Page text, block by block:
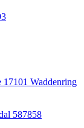
17101 Waddenring
587858